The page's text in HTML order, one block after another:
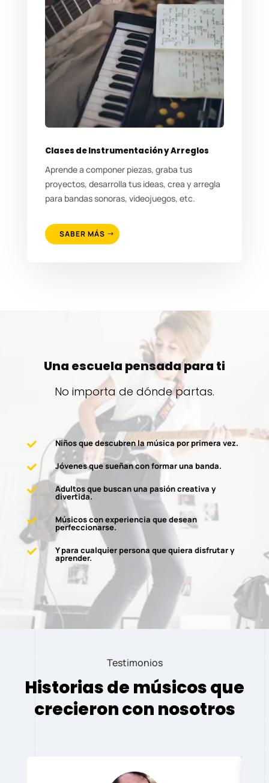
Clases de Instrumentación y Arreglos
Aprende a componer piezas, graba tus
proyectos, desarrolla tus ideas, crea y arregla
para bandas sonoras, videojuegos, etc.
SABER MÁS
Una escuela pensada para ti
No importa de dónde partas.
 Niños que descubren la música por primera vez.
 Jóvenes que sueñan con formar una banda.
 Adultos que buscan una pasión creativa y
divertida.
 Músicos con experiencia que desean
perfeccionarse.
 Y para cualquier persona que quiera disfrutar y
aprender.
Testimonios
Historias de músicos que
crecieron con nosotros